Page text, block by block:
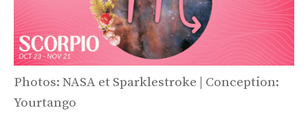
Photos: NASA et Sparklestroke | Conception:
Yourtango